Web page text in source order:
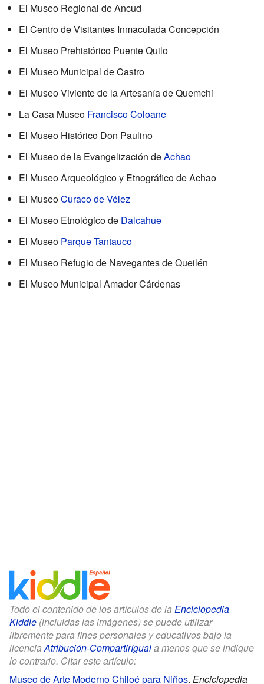
El Museo Regional de Ancud
El Centro de Visitantes Inmaculada Concepción
El Museo Prehistórico Puente Quilo
El Museo Municipal de Castro
El Museo Viviente de la Artesanía de Quemchi
La Casa Museo Francisco Coloane
El Museo Histórico Don Paulino
El Museo de la Evangelización deAchao
El Museo Arqueológico y Etnográfico de Achao
El MuseoCuraco de Vélez
El Museo Etnológico de Dalcahue
El Museo Parque Tantauco
El Museo Refugio de Navegantes de Queilén
El Museo Municipal Amador Cárdenas
Todo el contenido de los artículos de la Enciclopedia
Kiddle (incluidas las imágenes) se puede utilizar
libremente para fines personales y educativos bajo la
licenciaAtribución-CompartirIguala menos que se indique
lo contrario. Citar este artículo:
Museo de Arte Moderno Chiloé para Niños. Enciclopedia